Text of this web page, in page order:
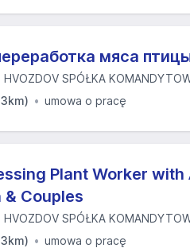
мяса
HVOZDOV SPÓŁKA
umowa o pracę
Plant Worker
& Couples
HVOZDOV SPÓŁKA
umowa o pracę